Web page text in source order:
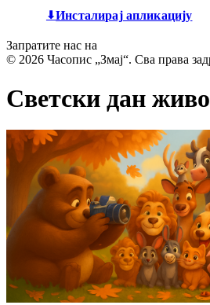
Инсталирај апликацију
Запратите нас на
© 2026 Часопис „Змај“. Сва права
Светски дан